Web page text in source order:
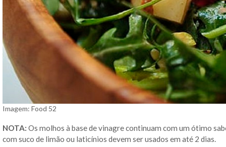
Imagem: Food 52
NOTA: Os molhos à base de vinagre continuam com um ótimo
com suco de limão ou laticínios devem ser usados em até 2 dias.